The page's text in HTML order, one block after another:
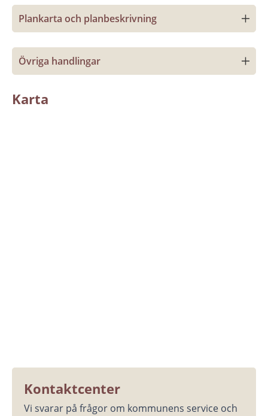
Plankarta och planbeskrivning
Övriga handlingar
Karta
Kontaktcenter
Vi svarar på frågor om kommunens service och